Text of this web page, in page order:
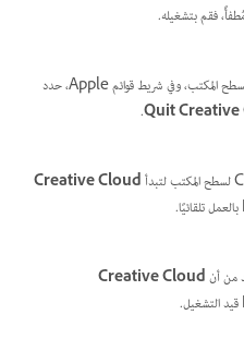
فقم بتشغيله.
Quit Creative
.
Creative Cloud
بالعمل تلقائيًا.
من أنCreative Cloud
قيد التشغيل.